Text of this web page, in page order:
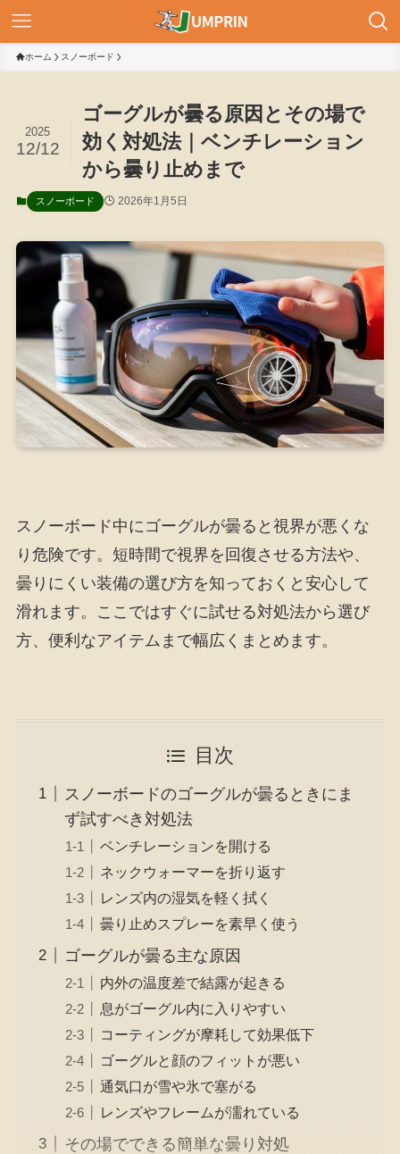
ホーム スノーボード
ゴーグルが曇る原因とその場で
効く対処法｜ベンチレーション
から曇り止めまで
2025
12/12
スノーボード 2026年1月5日
スノーボード中にゴーグルが曇ると視界が悪くな
り危険です。短時間で視界を回復させる方法や、
曇りにくい装備の選び方を知っておくと安心して
滑れます。ここではすぐに試せる対処法から選び
方、便利なアイテムまで幅広くまとめます。
目次
スノーボードのゴーグルが曇るときにま
ず試すべき対処法
ベンチレーションを開ける
ネックウォーマーを折り返す
レンズ内の湿気を軽く拭く
曇り止めスプレーを素早く使う
ゴーグルが曇る主な原因
内外の温度差で結露が起きる
息がゴーグル内に入りやすい
コーティングが摩耗して効果低下
ゴーグルと顔のフィットが悪い
通気口が雪や氷で塞がる
レンズやフレームが濡れている
その場でできる簡単な曇り対処